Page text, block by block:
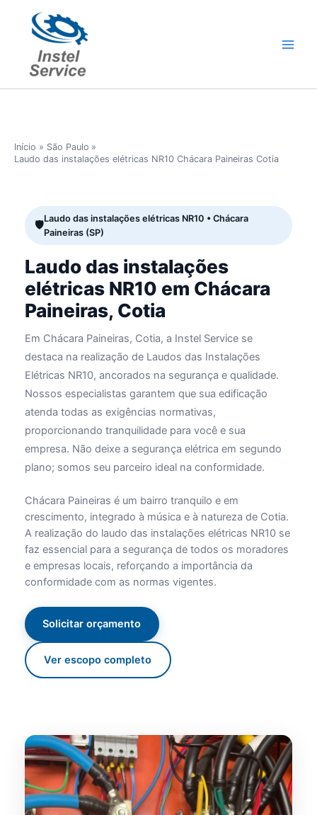
conteúdo
Início
São Paulo
Laudo das instalações elétricas NR10 Chácara Paineiras Cotia
Laudo das instalações elétricas NR10 • Chácara
Paineiras (SP)
Laudo das instalações
elétricas NR10 em Chácara
Paineiras, Cotia
Em Chácara Paineiras, Cotia, a Instel Service se
destaca na realização de Laudos das Instalações
Elétricas NR10, ancorados na segurança e qualidade.
Nossos especialistas garantem que sua edificação
atenda todas as exigências normativas,
proporcionando tranquilidade para você e sua
empresa. Não deixe a segurança elétrica em segundo
plano; somos seu parceiro ideal na conformidade.
Chácara Paineiras é um bairro tranquilo e em
crescimento, integrado à música e à natureza de Cotia.
A realização do laudo das instalações elétricas NR10 se
faz essencial para a segurança de todos os moradores
e empresas locais, reforçando a importância da
conformidade com as normas vigentes.
Solicitar orçamento
Ver escopo completo